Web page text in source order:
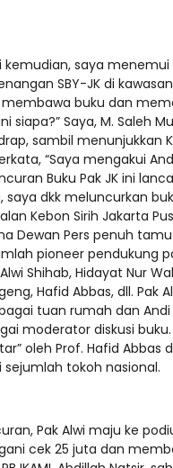
saya menemui
SBY-JK di
buku dan
siapa?” Saya, M. Saleh
sambil menunjukkan
“Saya mengakui
Buku Pak JK ini
saya dkk meluncurkan
Kebon Sirih Jakarta
Dewan Pers penuh
pioneer pendukung
Shihab, Hidayat Nur
Hafid Abbas, dll. Pak
tuan rumah dan Andi
moderator diskusi
oleh Prof. Hafid Abbas
tokoh nasional.
Pak Alwi maju ke
cek 25 juta dan